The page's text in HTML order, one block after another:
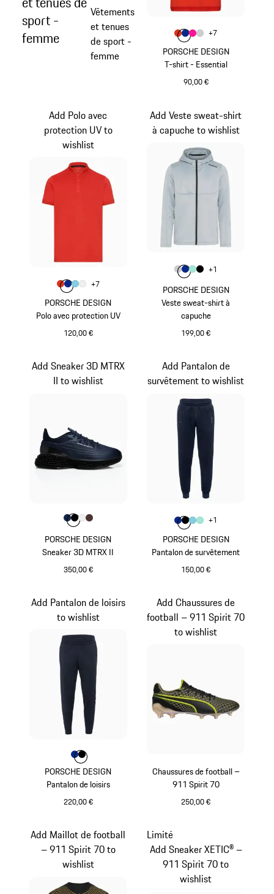
sport -
femme
Vêtements
et tenues
de sport -
femme
PORSCHE DESIGN
T-shirt - Essential
90,00 €
Couleur
Couleur Orange Fusion
CouleurBleu
Couleur
Couleur
+7
PORSCHE DESIGN
Polo avec protection UV
120,00 €
Add Polo avec
protection UV to
wishlist
Couleur
Couleur Orange Fusion
CouleurBleu
Couleur
Couleur
+7
PORSCHE DESIGN
Veste sweat-shirt à
capuche
199,00 €
Add Veste sweat-shirt
à capuche to wishlist
Couleur
Couleur Gris Clair
CouleurBleu
Couleur
Couleur
+1
PORSCHE DESIGN
Sneaker 3D MTRX II
350,00 €
Add Sneaker 3D MTRX
II to wishlist
Couleur
Couleur
Couleur
Couleur
Couleur
PORSCHE DESIGN
Pantalon de survêtement
150,00 €
Add Pantalon de
survêtement to wishlist
Couleur
Couleur Bleu
CouleurNoir
Couleur
Couleur
+1
PORSCHE DESIGN
Pantalon de loisirs
220,00 €
Add Pantalon de loisirs
to wishlist
Couleur
Couleur
Couleur
Chaussures de football –
911 Spirit 70
250,00 €
Add Chaussures de
football – 911 Spirit 70
to wishlist
Add Maillot de football
– 911 Spirit 70 to
wishlist
Limité
Add Sneaker XETIC® –
911 Spirit 70 to
wishlist